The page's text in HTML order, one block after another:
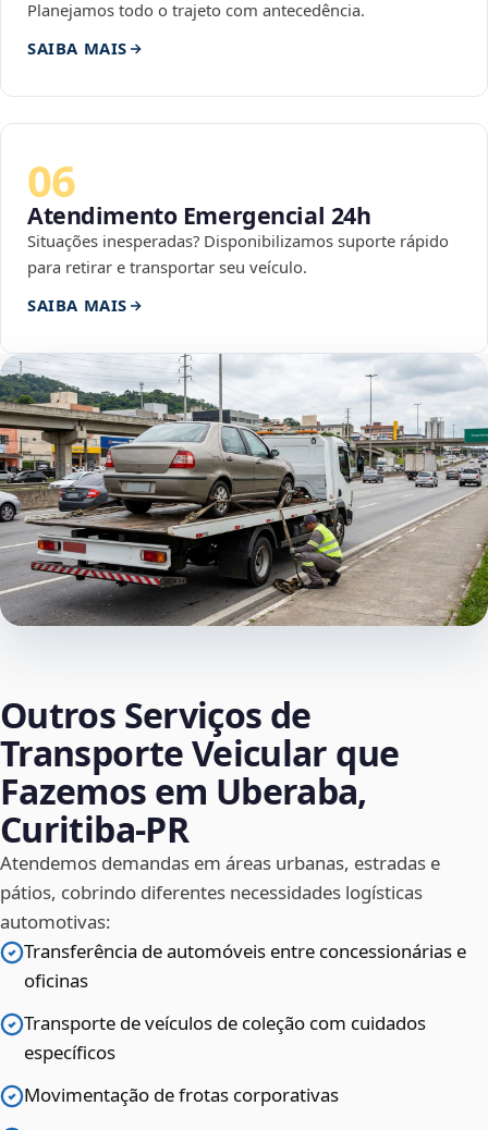
Planejamos todo o trajeto com antecedência.
SAIBA MAIS
06
Atendimento Emergencial 24h
Situações inesperadas? Disponibilizamos suporte rápido
para retirar e transportar seu veículo.
SAIBA MAIS
Outros Serviços de
Transporte Veicular que
Fazemos em Uberaba,
Curitiba‑PR
Atendemos demandas em áreas urbanas, estradas e
pátios, cobrindo diferentes necessidades logísticas
automotivas:
Transferência de automóveis entre concessionárias e
oficinas
Transporte de veículos de coleção com cuidados
específicos
Movimentação de frotas corporativas